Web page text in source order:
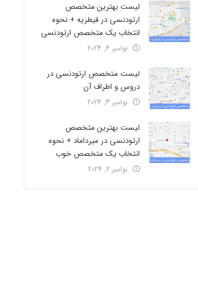
لیست بهترین متخصص
ارتودنسی در قیطریه + نحوه
انتخاب یک متخصص ارتودنسی
نوامبر 4, 2024
لیست متخصص ارتودنسی در
دروس و اطراف آن
نوامبر 3, 2024
لیست بهترین متخصص
ارتودنسی در میرداماد + نحوه
انتخاب یک متخصص خوب
نوامبر 2, 2024